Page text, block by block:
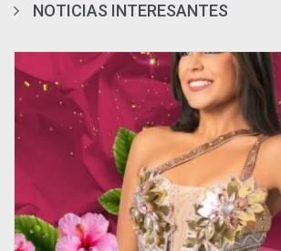
NOTICIAS INTERESANTES